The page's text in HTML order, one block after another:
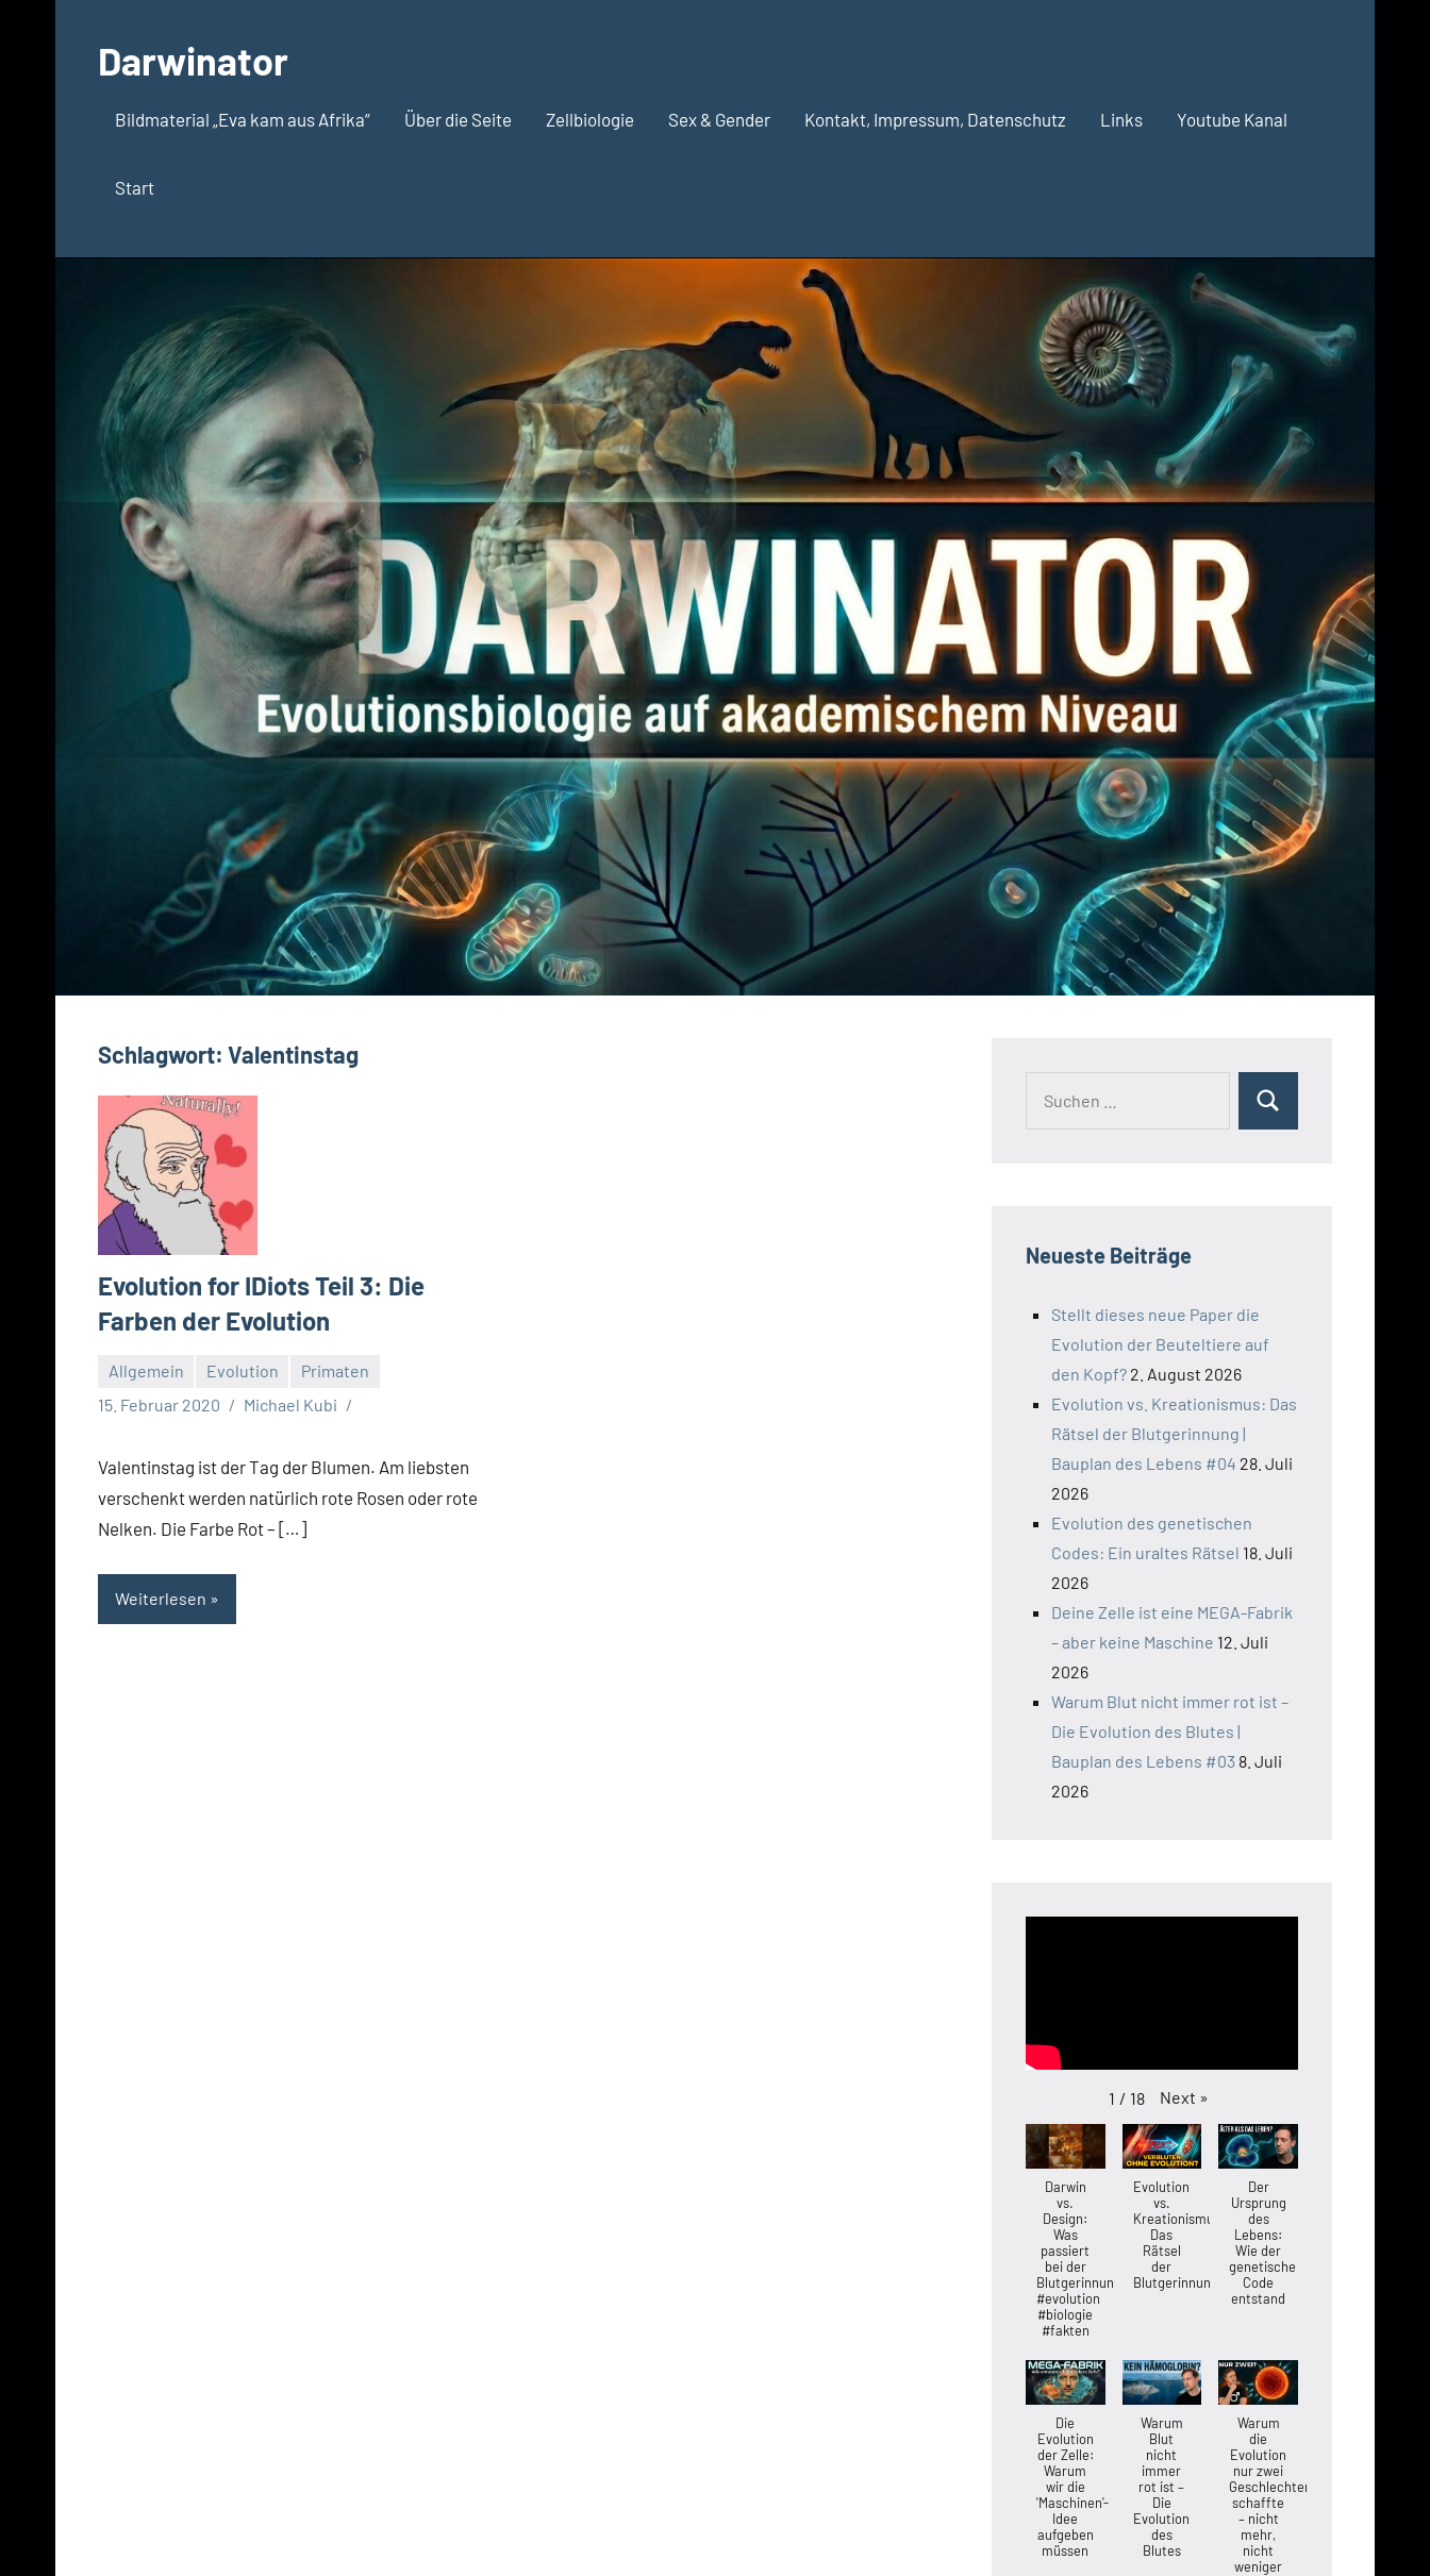
springenDarwinator
Evolutionsbiologie
Bildmaterial „Eva kam aus Afrika“ Über die Seite Zellbiologie Sex & Gender Kontakt, Impressum, Datenschutz Links Youtube Kanal
Start
Schlagwort: Valentinstag
Evolution for IDiots Teil 3: Die
Farben der Evolution
Allgemein Evolution
Primaten
15. Februar 2020
Michael Kubi
Valentinstag ist der Tag der Blumen. Am liebsten
verschenkt werden natürlich rote Rosen oder rote
Nelken. Die Farbe Rot – […]
Weiterlesen
Suchen
Neueste Beiträge
Stellt dieses neue Paper die
Evolution der Beuteltiere auf
den Kopf? 2. August 2026
Evolution vs. Kreationismus: Das
Rätsel der Blutgerinnung |
Bauplan des Lebens #04 28. Juli
2026
Evolution des genetischen
Codes: Ein uraltes Rätsel 18. Juli
2026
Deine Zelle ist eine MEGA-Fabrik
– aber keine Maschine 12. Juli
2026
Warum Blut nicht immer rot ist –
Die Evolution des Blutes |
Bauplan des Lebens #03 8. Juli
2026
1 / 18 Next »
Darwin
vs.
Design:
Was
passiert
bei der
Blutgerinnung?
#evolution
#biologie
#fakten
Evolution
vs.
Kreationismus:
Das
Rätsel
der
Blutgerinnung
Der
Ursprung
des
Lebens:
Wie der
genetische
Code
entstand
Die
Evolution
der Zelle:
Warum
wir die
'Maschinen'-
Idee
aufgeben
müssen
Warum
Blut
nicht
immer
rot ist –
Die
Evolution
des
Blutes
Warum
die
Evolution
nur zwei
Geschlechter
schaffte
– nicht
mehr,
nicht
weniger